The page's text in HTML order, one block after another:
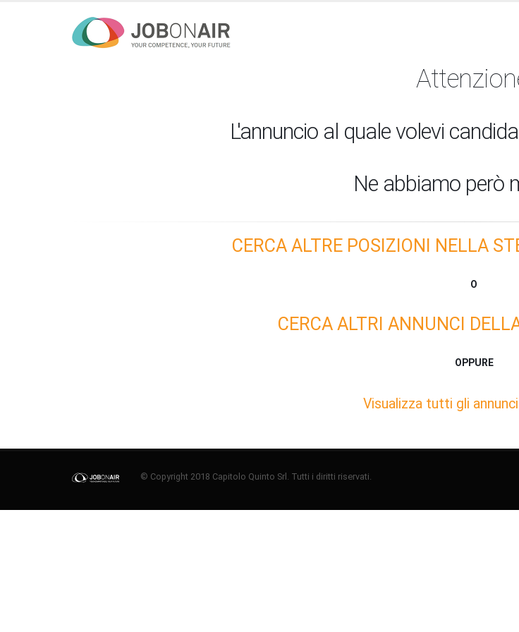
L'annuncio al quale volevi
Ne abbiamo però
CERCA ALTRE POSIZIONI NELLA
O
CERCA ALTRI ANNUNCI
OPPURE
Visualizza tutti gli
© Copyright 2018 Capitolo Quinto Srl. Tutti i diritti riservati.